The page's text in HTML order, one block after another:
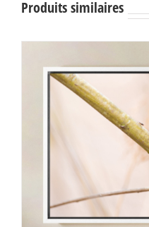
Produits similaires